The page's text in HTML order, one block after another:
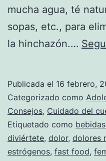
mucha agua, té
sopas, etc., para
la hinchazón.…
Publicada el 16 febrero,
Categorizado como
Consejos, Cuidado del
Etiquetado como
diviértete, dolor, dolores
estrógenos, fast food,